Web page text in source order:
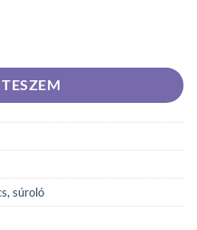
3 db mennyiség
súroló